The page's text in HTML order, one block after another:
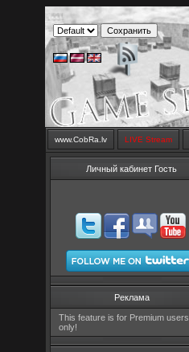
www.CobRa.lv LIVE Stream
Личный кабинет Гость
Реклама
This feature is for Premium users
only!